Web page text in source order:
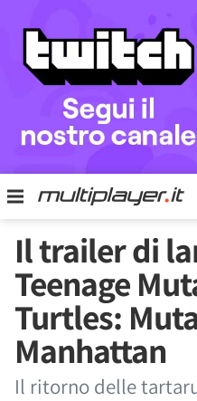
Il trailer di
Teenage
Turtles:
Manhattan
Il ritorno delle